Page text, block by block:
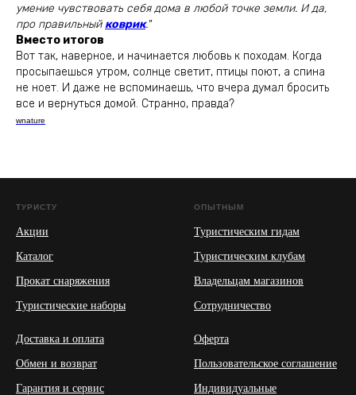
умение чувствовать себя дома в любой точке земли. И да,
про правильный коврик."
Вместо итогов
Вот так, наверное, и начинается любовь к походам. Когда
просыпаешься утром, солнце светит, птицы поют, а спина
не ноет. И даже не вспоминаешь, что вчера думал бросить
все и вернуться домой. Странно, правда?
wnature
ТУРИСТУ
Акции
Каталог
Прокат снаряжения
Туристические наборы
Доставка и оплата
Обмен и возврат
Гарантия и сервис
ОПЫТНЫМ
Туристическим гидам
Туристическим клубам
Владельцам магазинов
Сотрудничество
Оферта
Пользовательское соглашение
Индивидуальные